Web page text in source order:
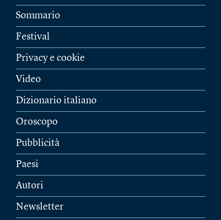
Sommario
Festival
Privacy e cookie
Video
Dizionario italiano
Oroscopo
Pubblicità
Paesi
Autori
Newsletter